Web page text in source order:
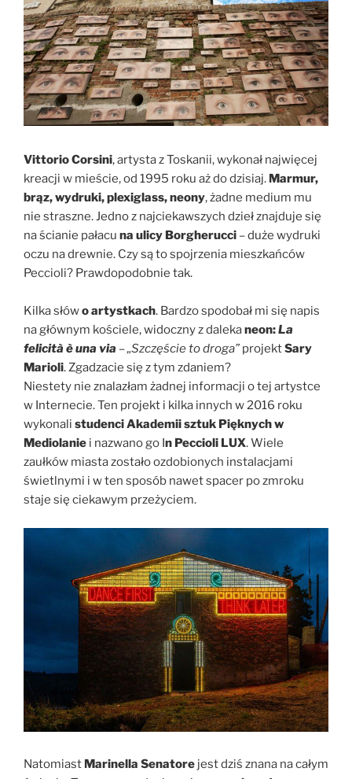
Vittorio Corsini, artysta z Toskanii, wykonał najwięcej
kreacji w mieście, od 1995 roku aż do dzisiaj. Marmur,
brąz, wydruki, plexiglass, neony, żadne medium mu
nie straszne. Jedno z najciekawszych dzieł znajduje się
na ścianie pałacu na ulicy Borgherucci – duże wydruki
oczu na drewnie. Czy są to spojrzenia mieszkańców
Peccioli? Prawdopodobnie tak.
Kilka słówo artystkach. Bardzo spodobał mi się napis
na głównym kościele, widoczny z dalekaneon:La
felicità è una via – „Szczęście to droga” projektSary
Marioli. Zgadzacie się z tym zdaniem?
Niestety nie znalazłam żadnej informacji o tej artystce
w Internecie. Ten projekt i kilka innych w 2016 roku
wykonali studenci Akademii sztuk Pięknych w
Mediolanie i nazwano go In Peccioli LUX. Wiele
zaułków miasta zostało ozdobionych instalacjami
świetlnymi i w ten sposób nawet spacer po zmroku
staje się ciekawym przeżyciem.
Natomiast Marinella Senatore jest dziś znana na całym